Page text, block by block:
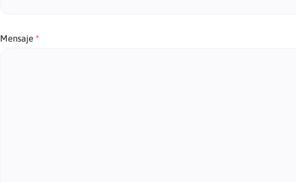
Mensaje